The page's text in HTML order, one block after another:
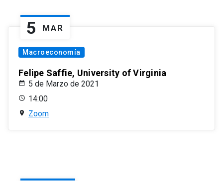
5 MAR
Macroeconomía
Felipe Saffie, University of Virginia
5 de Marzo de 2021
14:00
Zoom